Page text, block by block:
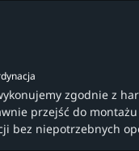
zgodnie z
przejść do
bez niepotrzebnych